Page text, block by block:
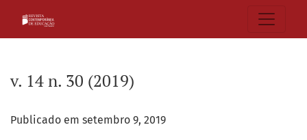
v. 14 n. 30 (2019)
Publicado em setembro 9, 2019